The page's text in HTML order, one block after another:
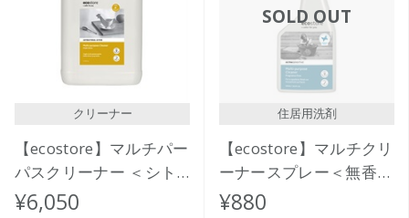
クリーナー
【ecostore】マルチパー
パスクリーナー ＜シト
ラス＞ 5L
¥6,050
SOLD OUT
住居用洗剤
【ecostore】マルチクリ
ーナースプレー＜無香料
＞500mL
¥880